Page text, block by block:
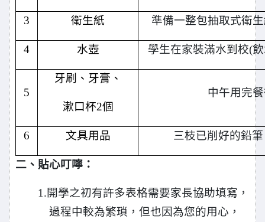
3 衛生紙 準備一整包抽取式衛
4 水壺 學生在家裝滿水到校(
5
牙刷、牙膏、
漱口杯2個
中午用完
6 文具用品 三枝已削好的鉛
二、貼心叮嚀：
1.開學之初有許多表格需要家長協助填寫，
過程中較為繁瑣，但也因為您的用心，